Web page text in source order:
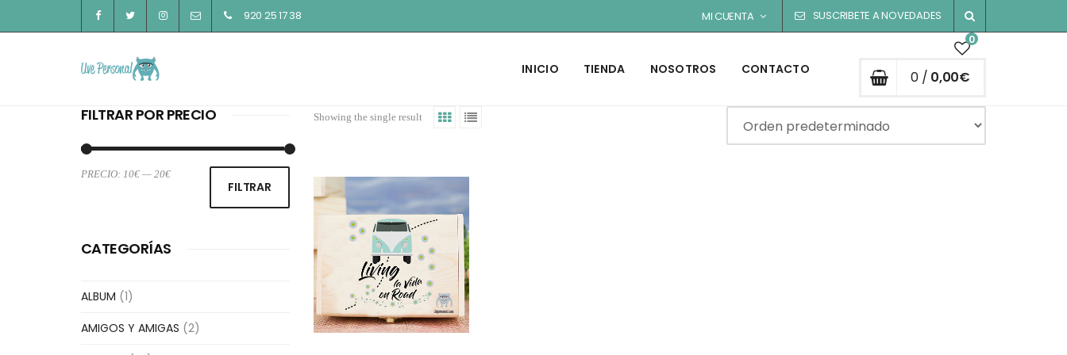
920 25 17 38 MI CUENTA SUSCRIBETE A NOVEDADES
INICIO TIENDA NOSOTROS CONTACTO
0
0 / 0,00€
Showing the single result
FILTRAR POR PRECIO
Precio
mínimo
Precio
máximo
FILTRAR
PRECIO: 10€ — 20€
CATEGORÍAS
ALBUM (1)
AMIGOS Y AMIGAS (2)